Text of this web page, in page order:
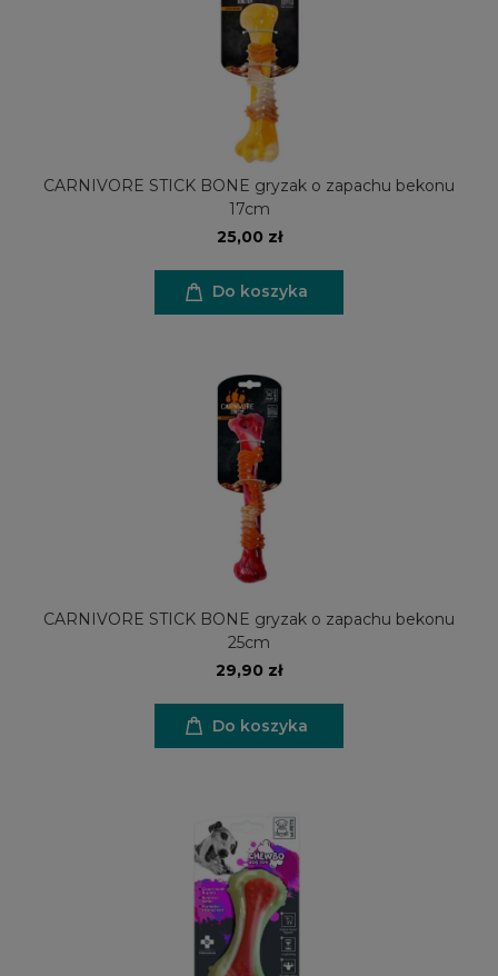
CARNIVORE STICK BONE gryzak o zapachu bekonu
17cm
25,00 zł
Do koszyka
CARNIVORE STICK BONE gryzak o zapachu bekonu
25cm
29,90 zł
Do koszyka